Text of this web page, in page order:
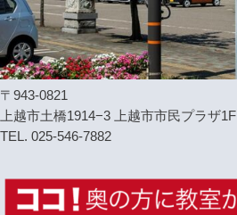
〒943-0821
上越市土橋1914−3 上越市市民プラザ1F
TEL. 025-546-7882